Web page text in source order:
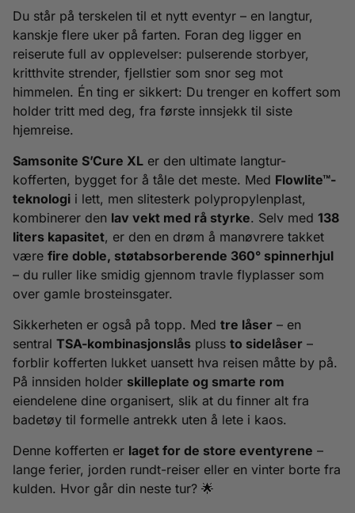
Du står på terskelen til et nytt eventyr – en langtur,
kanskje flere uker på farten. Foran deg ligger en
reiserute full av opplevelser: pulserende storbyer,
kritthvite strender, fjellstier som snor seg mot
himmelen. Én ting er sikkert: Du trenger en koffert som
holder tritt med deg, fra første innsjekk til siste
hjemreise.
Samsonite S’Cure XL er den ultimate langtur-
kofferten, bygget for å tåle det meste. Med Flowlite™-
teknologi i lett, men slitesterk polypropylenplast,
kombinerer den lav vekt med rå styrke. Selv med 138
liters kapasitet, er den en drøm å manøvrere takket
være fire doble, støtabsorberende 360° spinnerhjul
– du ruller like smidig gjennom travle flyplasser som
over gamle brosteinsgater.
Sikkerheten er også på topp. Med tre låser – en
sentral TSA-kombinasjonslås pluss to sidelåser –
forblir kofferten lukket uansett hva reisen måtte by på.
På innsiden holder skilleplate og smarte rom
eiendelene dine organisert, slik at du finner alt fra
badetøy til formelle antrekk uten å lete i kaos.
Denne kofferten er laget for de store eventyrene –
lange ferier, jorden rundt-reiser eller en vinter borte fra
kulden. Hvor går din neste tur? 🌟